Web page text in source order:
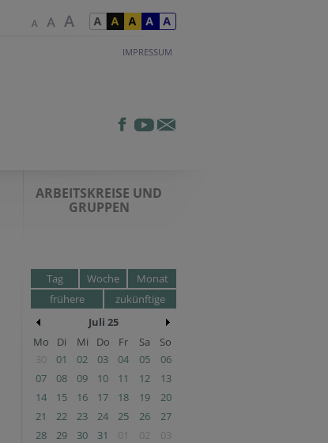
IMPRESSUM
ARBEITSKREISE UND
GRUPPEN
Tag Woche
Monat
frühere
zukünftige
Juli 25
Mo
Di Mi Do Fr Sa
So
30
01 02 03 04 05
06
07
08 09 10 11 12
13
14
15 16 17 18 19
20
21
22 23 24 25 26
27
28
29 30 31 01 02
03